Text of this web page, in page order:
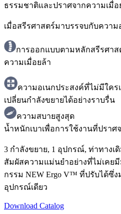
ธรรมชาติและปราศจากความเมื่อ
เมื่อสรีรศาสตร์มาบรรจบกับความ
การออกแบบตามหลักสรีรศาส
ความเมื่อยล้า
ความอเนกประสงค์ที่ไม่มีใคร
เปลี่ยนกำลังขยายได้อย่างราบรื่น
ความสบายสูงสุด
น้ำหนักเบาเพื่อการใช้งานที่ปราศ
3 กำลังขยาย, 1 อุปกรณ์, ท่าทางเ
สัมผัสความแม่นยำอย่างที่ไม่เคย
กรรม NEW Ergo V™ ที่ปรับได้ซึ่
อุปกรณ์เดียว
Download Catalog